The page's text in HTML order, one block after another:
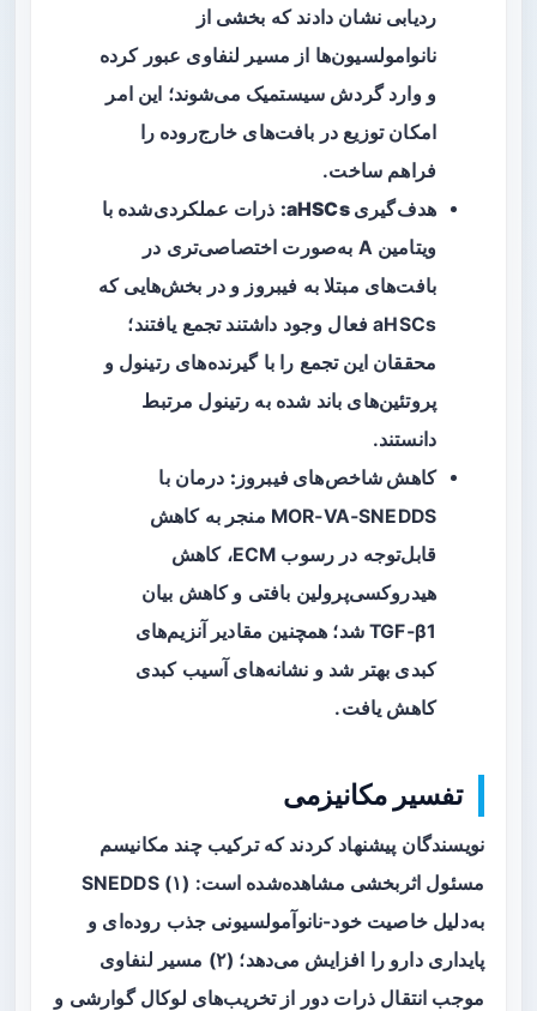
ردیابی نشان دادند که بخشی از
نانوامولسیون‌ها از مسیر لنفاوی عبور کرده
و وارد گردش سیستمیک می‌شوند؛ این امر
امکان توزیع در بافت‌های خارج‌روده را
فراهم ساخت.
هدف‌گیری aHSCs:
ذرات عملکردی‌شده با
ویتامین A به‌صورت اختصاصی‌تری در
بافت‌های مبتلا به فیبروز و در بخش‌هایی که
aHSCs فعال وجود داشتند تجمع یافتند؛
محققان این تجمع را با گیرنده‌های رتینول و
پروتئین‌های باند شده به رتینول مرتبط
دانستند.
کاهش شاخص‌های فیبروز: درمان با
MOR‑VA‑SNEDDS منجر به کاهش
قابل‌توجه در رسوب ECM، کاهش
هیدروکسی‌پرولین بافتی و کاهش بیان
TGF‑β1 شد؛ همچنین مقادیر آنزیم‌های
کبدی بهتر شد و نشانه‌های آسیب کبدی
کاهش یافت.
تفسیر مکانیزمی
نویسندگان پیشنهاد کردند که ترکیب چند مکانیسم
مسئول اثربخشی مشاهده‌شده است: (۱) SNEDDS
به‌دلیل خاصیت خود-نانوآمولسیونی جذب روده‌ای و
پایداری دارو را افزایش می‌دهد؛ (۲) مسیر لنفاوی
موجب انتقال ذرات دور از تخریب‌های لوکال گوارشی و